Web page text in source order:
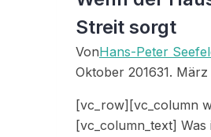
Streit sorgt
VonHans-Peter
Oktober 201631. März
[vc_row][vc_column
[vc_column_text] Was